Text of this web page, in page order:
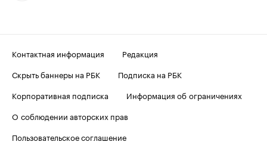
Контактная информация
Редакция
Скрыть баннеры на РБК
Подписка на РБК
Корпоративная подписка
Информация об ограничениях
О соблюдении авторских прав
Пользовательское соглашение